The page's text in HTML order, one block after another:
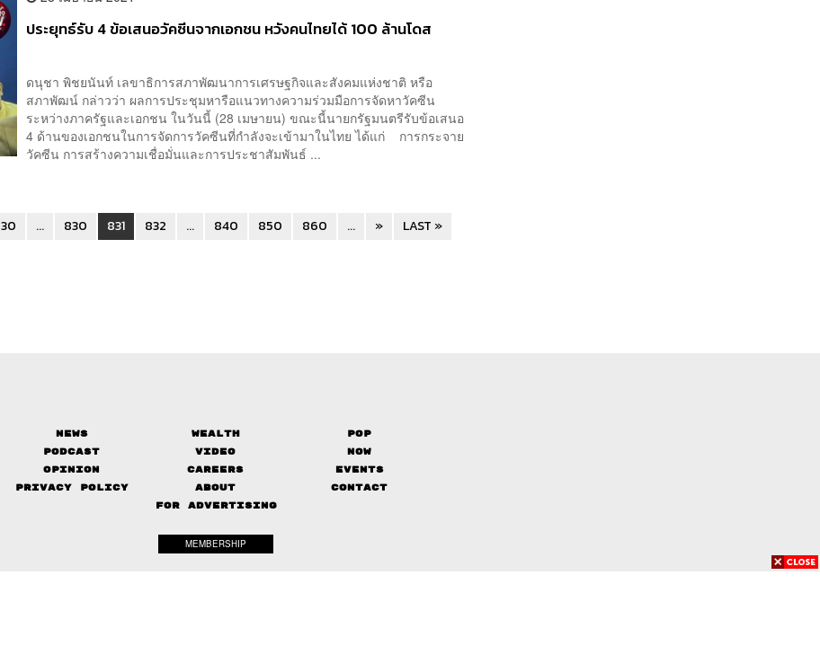
ประยุทธ์รับ 4 ข้อเสนอวัคซีนจากเอกชน หวังคนไทยได้ 100 ล้านโดส
ดนุชา พิชยนันท์ เลขาธิการสภาพัฒนาการเศรษฐกิจและสังคมแห่งชาติ หรือ
สภาพัฒน์ กล่าวว่า ผลการประชุมหารือแนวทางความร่วมมือการจัดหาวัคซีน
ระหว่างภาครัฐและเอกชน ในวันนี้ (28 เมษายน) ขณะนี้นายกรัฐมนตรีรับข้อเสนอ
4 ด้านของเอกชนในการจัดการวัคซีนที่กำลังจะเข้ามาในไทย ได้แก่ การกระจาย
วัคซีน การสร้างความเชื่อมั่นและการประชาสัมพันธ์ ...
30 ... 830 831 832 ... 840 850 860 ... » LAST »
News Wealth
Pop
Podcast
Video
Now
Opinion
Careers
Events
Privacy Policy
About
Contact
FOR ADVERTISING
MEMBERSHIP